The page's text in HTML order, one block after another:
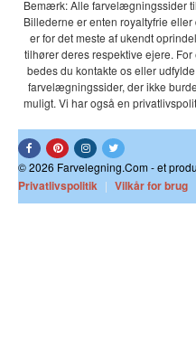
Bemærk: Alle farvelægningssider
Billederne er enten royaltyfrie
er for det meste af ukendt
tilhører deres respektive ejere.
bedes du kontakte os eller
farvelægningssider, der ikke
muligt. Vi har også en
© 2026 Farvelegning.Com - et
Privatlivspolitik | Vilkår for brug